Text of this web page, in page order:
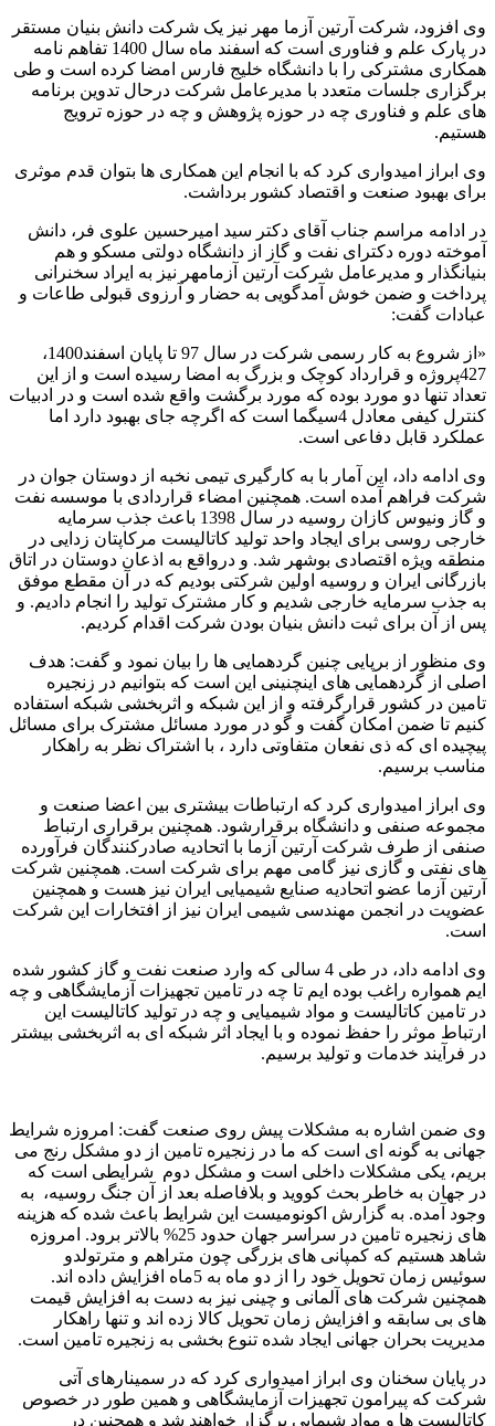
وی افزود، شرکت آرتین آزما مهر نیز یک شرکت دانش بنیان مستقر
در پارک علم و فناوری است که اسفند ماه سال 1400 تفاهم نامه
همکاری مشترکی را با دانشگاه خلیج فارس امضا کرده است و طی
برگزاری جلسات متعدد با مدیرعامل شرکت درحال تدوین برنامه
های علم و فناوری چه در حوزه پژوهش و چه در حوزه ترویج
هستیم.
وی ابراز امیدواری کرد که با انجام این همکاری ها بتوان قدم موثری
برای بهبود صنعت و اقتصاد کشور برداشت.
در ادامه مراسم جناب آقای دکتر سید امیرحسین علوی فر، دانش
آموخته دوره دکترای نفت و گاز از دانشگاه دولتی مسکو و هم
بنیانگذار و مدیرعامل شرکت آرتین آزمامهر نیز به ایراد سخنرانی
پرداخت و ضمن خوش آمدگویی به حضار و آرزوی قبولی طاعات و
عبادات گفت:
«از شروع به کار رسمی شرکت در سال 97 تا پایان اسفند1400،
427پروژه و قرارداد کوچک و بزرگ به امضا رسیده است و از این
تعداد تنها دو مورد بوده که مورد برگشت واقع شده است و در ادبیات
کنترل کیفی معادل 4سیگما است که اگرچه جای بهبود دارد اما
عملکرد قابل دفاعی است.
وی ادامه داد، این آمار با به کارگیری تیمی نخبه از دوستان جوان در
شرکت فراهم آمده است. همچنین امضاء قراردادی با موسسه نفت
و گاز ونیوس کازان روسیه در سال 1398 باعث جذب سرمایه
خارجی روسی برای ایجاد واحد تولید کاتالیست مرکاپتان زدایی در
منطقه ویژه اقتصادی بوشهر شد. و درواقع به اذعان دوستان در اتاق
بازرگانی ایران و روسیه اولین شرکتی بودیم که در آن مقطع موفق
به جذب سرمایه خارجی شدیم و کار مشترک تولید را انجام دادیم. و
پس از آن برای ثبت دانش بنیان بودن شرکت اقدام کردیم.
وی منظور از برپایی چنین گردهمایی ها را بیان نمود و گفت: هدف
اصلی از گردهمایی های اینچنینی این است که بتوانیم در زنجیره
تامین در کشور قرارگرفته و از این شبکه و اثربخشی شبکه استفاده
کنیم تا ضمن امکان گفت و گو در مورد مسائل مشترک برای مسائل
پیچیده ای که ذی نفعان متفاوتی دارد ، با اشتراک نظر به راهکار
مناسب برسیم.
وی ابراز امیدواری کرد که ارتباطات بیشتری بین اعضا صنعت و
مجموعه صنفی و دانشگاه برقرارشود. همچنین برقراری ارتباط
صنفی از طرف شرکت آرتین آزما با اتحادیه صادرکنندگان فرآورده
های نفتی و گازی نیز گامی مهم برای شرکت است. همچنین شرکت
آرتین آزما عضو اتحادیه صنایع شیمیایی ایران نیز هست و همچنین
عضویت در انجمن مهندسی شیمی ایران نیز از افتخارات این شرکت
است.
وی ادامه داد، در طی 4 سالی که وارد صنعت نفت و گاز کشور شده
ایم همواره راغب بوده ایم تا چه در تامین تجهیزات آزمایشگاهی و چه
در تامین کاتالیست و مواد شیمیایی و چه در تولید کاتالیست این
ارتباط موثر را حفظ نموده و با ایجاد اثر شبکه ای به اثربخشی بیشتر
در فرآیند خدمات و تولید برسیم.
وی ضمن اشاره به مشکلات پیش روی صنعت گفت: امروزه شرایط
جهانی به گونه ای است که ما در زنجیره تامین از دو مشکل رنج می
بریم، یکی مشکلات داخلی است و مشکل دوم شرایطی است که
در جهان به خاطر بحث کووید و بلافاصله بعد از آن جنگ روسیه، به
وجود آمده. به گزارش اکونومیست این شرایط باعث شده که هزینه
های زنجیره تامین در سراسر جهان حدود 25% بالاتر برود. امروزه
شاهد هستیم که کمپانی های بزرگی چون متراهم و مترتولدو
سوئیس زمان تحویل خود را از دو ماه به 5ماه افزایش داده اند.
همچنین شرکت های آلمانی و چینی نیز به دست به افزایش قیمت
های بی سابقه و افزایش زمان تحویل کالا زده اند و تنها راهکار
مدیریت بحران جهانی ایجاد شده تنوع بخشی به زنجیره تامین است.
در پایان سخنان وی ابراز امیدواری کرد که در سمینارهای آتی
شرکت که پیرامون تجهیزات آزمایشگاهی و همین طور در خصوص
کاتالیست ها و مواد شیمایی برگزار خواهند شد و همچنین در